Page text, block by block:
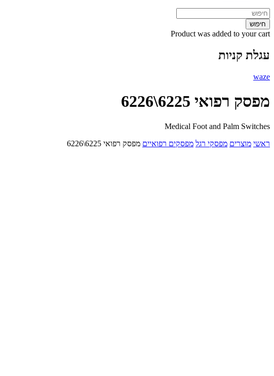
חיפוש
Product was added to your cart
עגלת קניות
waze
מפסק רפואי 6225\6226
Medical Foot and Palm Switches
ראשי מוצרים מפסקי רגל מפסקים רפואיים מפסק רפואי 6225\6226